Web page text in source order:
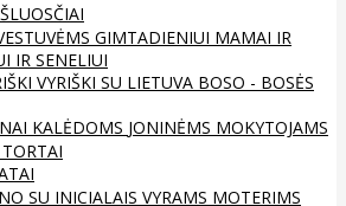
GIMTADIENIUI MAMAI IR
IR SENELIUI
VYRIŠKI SU LIETUVA BOSO - BOSĖS
KALĖDOMS JONINĖMS MOKYTOJAMS
SU INICIALAIS VYRAMS MOTERIMS